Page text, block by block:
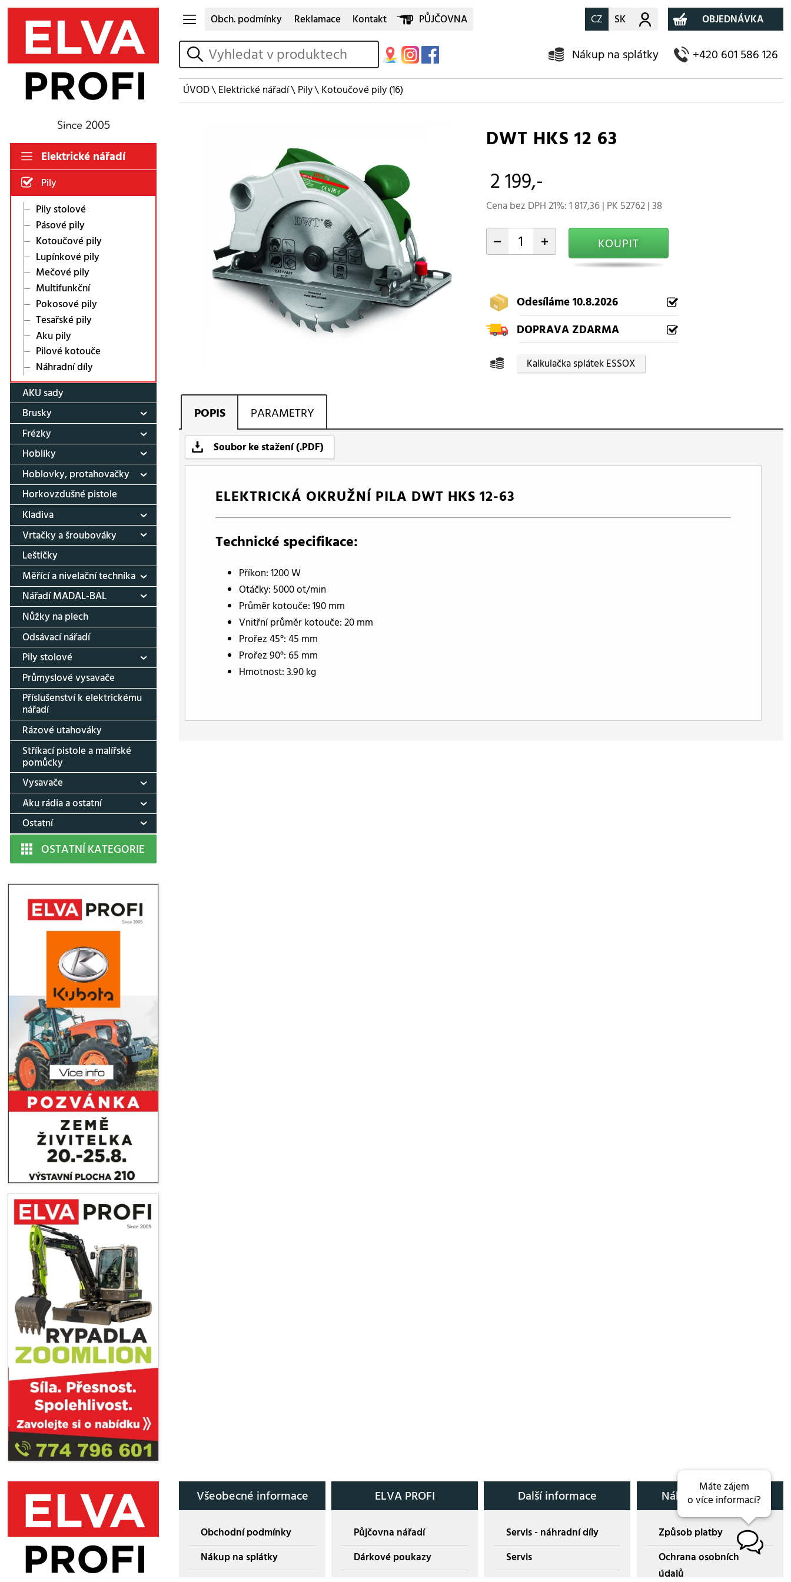
Elektrické nářadí
Pily
Pily stolové
Pásové pily
Kotoučové pily
Lupínkové pily
Mečové pily
Multifunkční
Pokosové pily
Tesařské pily
Aku pily
Pilové kotouče
Náhradní díly
AKU sady
Brusky
Frézky
Hoblíky
Hoblovky, protahovačky
Horkovzdušné pistole
Kladiva
Vrtačky a šroubováky
Leštičky
Měřící a nivelační technika
Nářadí MADAL-BAL
Nůžky na plech
Odsávací nářadí
Pily stolové
Průmyslové vysavače
Příslušenství k elektrickému
nářadí
Rázové utahováky
Stříkací pistole a malířské
pomůcky
Vysavače
Aku rádia a ostatní
Ostatní
OSTATNÍ KATEGORIE
Obch. podmínky Reklamace Kontakt PŮJČOVNA CZ SK Můj účet OBJEDNÁVKA
vyhledat Nákup na splátky +420 601 586 126
ÚVOD\Elektrické nářadí\Pily\Kotoučové pily(16)
DWT HKS 12 63
2 199,-
Cena bez DPH 21%: 1 817,36 | PK 52762 | 38
- + KOUPIT
Odesíláme 10.8.2026
DOPRAVA ZDARMA
Kalkulačka splátek ESSOX
POPIS PARAMETRY
Soubor ke stažení (.PDF)
ELEKTRICKÁ OKRUŽNÍ PILA DWT HKS 12-63
Technické specifikace:
Příkon: 1200 W
Otáčky: 5000 ot/min
Průměr kotouče: 190 mm
Vnitřní průměr kotouče: 20 mm
Prořez 45°: 45 mm
Prořez 90°: 65 mm
Hmotnost: 3.90 kg
Všeobecné informace
Obchodní podmínky
Nákup na splátky
ELVA PROFI
Půjčovna nářadí
Dárkové poukazy
Další informace
Servis - náhradní díly
Servis
Nákup přes E-shop
Způsob platby
Ochrana osobních
údajů
Máte zájem
o více informací?
B